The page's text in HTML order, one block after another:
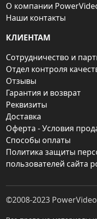
О компании
Наши контакты
КЛИЕНТАМ
Сотрудничество и
Отдел контроля
Отзывы
Гарантия и возврат
Реквизиты
Доставка
Оферта - Условия
Способы оплаты
Политика защиты
пользователей сайта
©2008-2023 PowerVideo